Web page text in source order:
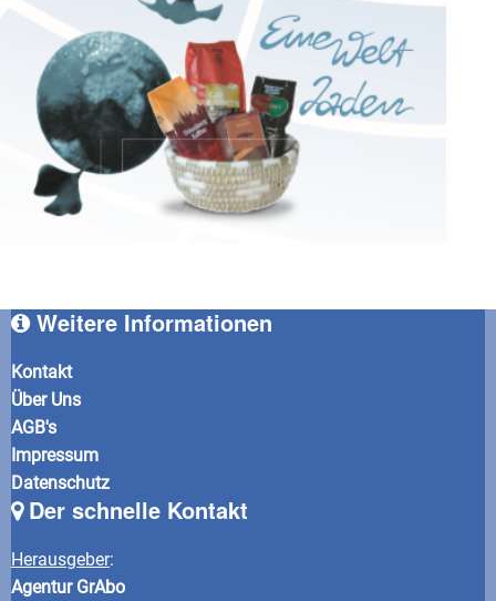
Weitere Informationen
Kontakt
Über Uns
AGB's
Impressum
Datenschutz
Der schnelle Kontakt
Herausgeber:
Agentur GrAbo